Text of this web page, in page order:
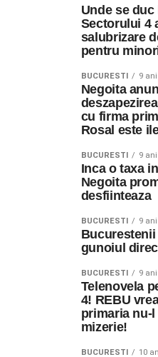
Unde se
Sectorului 4
salubrizare
pentru
BUCURESTI 9
Negoita
cu firma
Rosal este
BUCURESTI 9
Inca o taxa
Negoita
desfiinteaza
BUCURESTI 9
gunoiul
BUCURESTI 9
Telenovela
4! REBU
primaria nu-
mizerie!
BUCURESTI 10